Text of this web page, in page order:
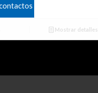
Mostrar detalles